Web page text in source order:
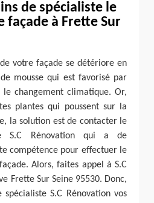
de spécialiste le
façade à Frette Sur
votre façade se détériore en
mousse qui est favorisé par
le changement climatique. Or,
plantes qui poussent sur la
la solution est de contacter le
S.C Rénovation qui a de
compétence pour effectuer le
Alors, faites appel à S.C
Frette Sur Seine 95530. Donc,
S.C Rénovation vos